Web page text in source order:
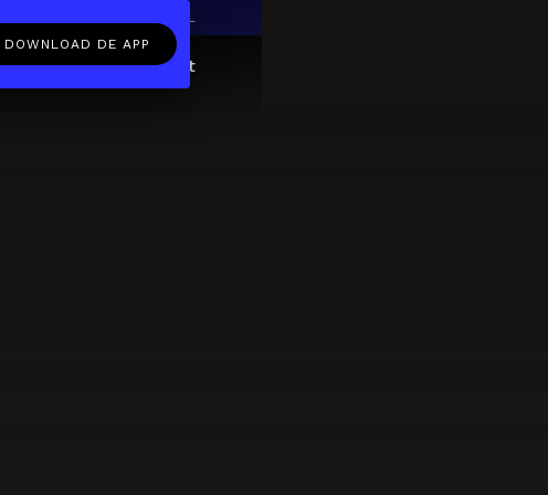
NL
OverFAQContact
DOWNLOAD DE APP